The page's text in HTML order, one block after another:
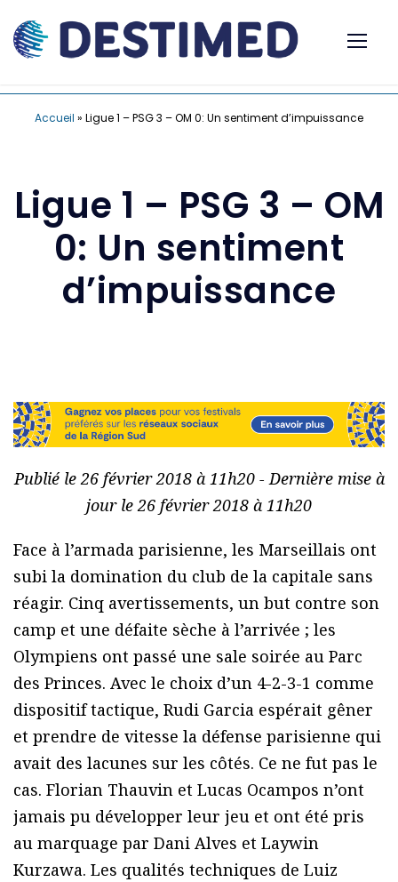
Accueil » Ligue 1 – PSG 3 – OM 0: Un sentiment d’impuissance
Ligue 1 – PSG 3 – OM
0: Un sentiment
d’impuissance
Publié le 26 février 2018 à 11h20 - Dernière mise à
jour le 26 février 2018 à 11h20
Face à l’armada parisienne, les Marseillais ont
subi la domination du club de la capitale sans
réagir. Cinq avertissements, un but contre son
camp et une défaite sèche à l’arrivée ; les
Olympiens ont passé une sale soirée au Parc
des Princes. Avec le choix d’un 4-2-3-1 comme
dispositif tactique, Rudi Garcia espérait gêner
et prendre de vitesse la défense parisienne qui
avait des lacunes sur les côtés. Ce ne fut pas le
cas. Florian Thauvin et Lucas Ocampos n’ont
jamais pu développer leur jeu et ont été pris
au marquage par Dani Alves et Laywin
Kurzawa. Les qualités techniques de Luiz